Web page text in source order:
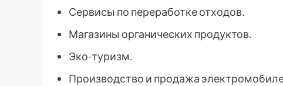
Сервисы по переработке отходов․
Магазины органических продуктов․
Эко-туризм․
Производство и продажа